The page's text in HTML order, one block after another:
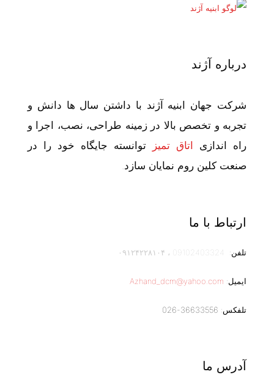
درباره آژند
شرکت جهان ابنیه آژند با داشتن سال ها دانش و
تجربه و تخصص بالا در زمینه طراحی، نصب، اجرا و
راه اندازی
اتاق تمیز
توانسته جایگاه خود را در
صنعت کلین روم نمایان سازد.
ارتباط با ما
تلفن: 09102403324 ، ۰۹۱۲۴۲۲۸۱۰۴
ایمیل: Azhand_dcm@yahoo.com
تلفکس: 36633556-026
آدرس ما